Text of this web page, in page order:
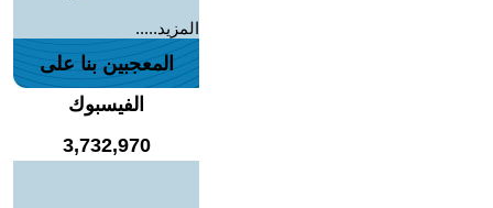
المزيد.....
المعجبين بنا على
الفيسبوك
3,732,970